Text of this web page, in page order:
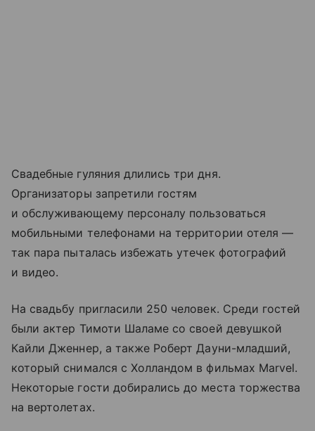
Свадебные гуляния длились три дня.
Организаторы запретили гостям
и обслуживающему персоналу пользоваться
мобильными телефонами на территории отеля —
так пара пыталась избежать утечек фотографий
и видео.
На свадьбу пригласили 250 человек. Среди гостей
были актер Тимоти Шаламе со своей девушкой
Кайли Дженнер, а также Роберт Дауни-младший,
который снимался с Холландом в фильмах Marvel.
Некоторые гости добирались до места торжества
на вертолетах.